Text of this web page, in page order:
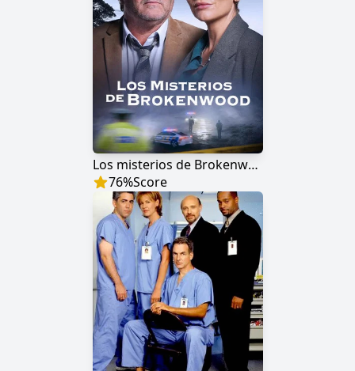
Los misterios de Brokenwood
76%Score